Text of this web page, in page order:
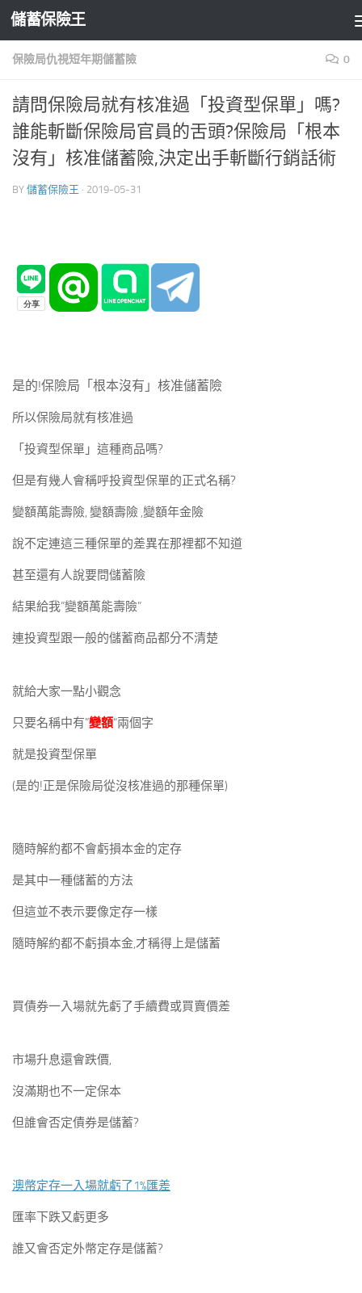
Skip to content
儲蓄保險王
保險局仇視短年期儲蓄險 0
請問保險局就有核准過「投資型保單」嗎?
誰能斬斷保險局官員的舌頭?保險局「根本
沒有」核准儲蓄險,決定出手斬斷行銷話術
BY 儲蓄保險王 · 2019-05-31
是的!保險局「根本沒有」核准儲蓄險
所以保險局就有核准過
「投資型保單」這種商品嗎?
但是有幾人會稱呼投資型保單的正式名稱?
變額萬能壽險, 變額壽險 ,變額年金險
說不定連這三種保單的差異在那裡都不知道
甚至還有人說要問儲蓄險
結果給我”變額萬能壽險”
連投資型跟一般的儲蓄商品都分不清楚
就給大家一點小觀念
只要名稱中有”變額“兩個字
就是投資型保單
(是的!正是保險局從沒核准過的那種保單)
隨時解約都不會虧損本金的定存
是其中一種儲蓄的方法
但這並不表示要像定存一樣
隨時解約都不虧損本金,才稱得上是儲蓄
買債券一入場就先虧了手續費或買賣價差
市場升息還會跌價,
沒滿期也不一定保本
但誰會否定債券是儲蓄?
澳幣定存一入場就虧了1%匯差
匯率下跌又虧更多
誰又會否定外幣定存是儲蓄?